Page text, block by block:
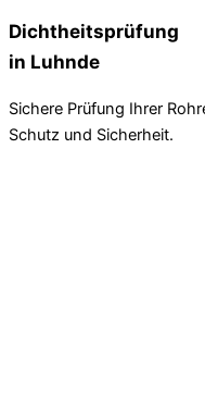
Dichtheitsprüfung
in Luhnde
Sichere Prüfung Ihrer
Schutz und Sicherheit.